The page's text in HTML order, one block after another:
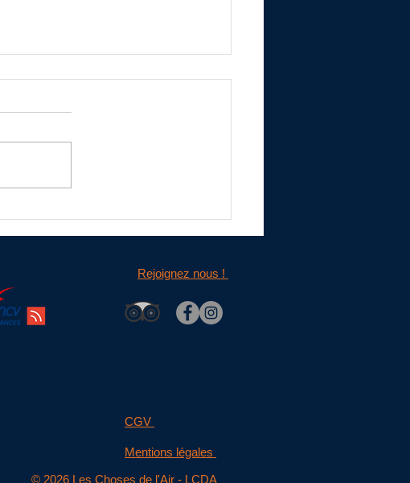
Rejoignez nous !
CGV
Mentions légales
© 2026 Les Choses de l'Air - LCDA